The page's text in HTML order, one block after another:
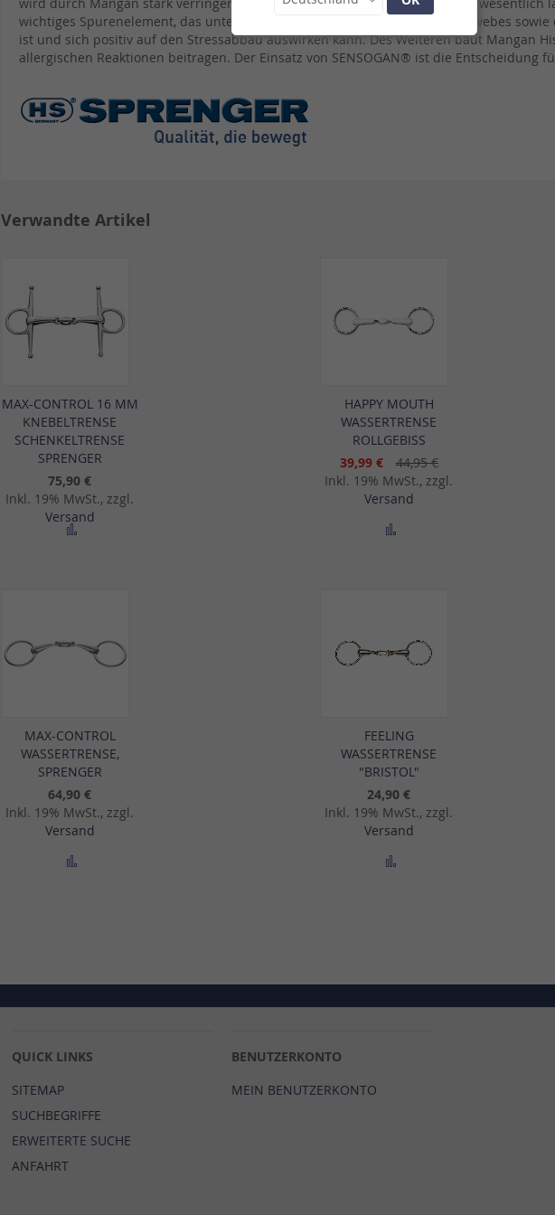
wichtiges Spurenelement, das unter anderem für den Aufbau des Bindegewebes
ist und sich positiv auf den Stressabbau auswirken kann. Des Weiteren baut Mangan
allergischen Reaktionen beitragen. Der Einsatz von SENSOGAN® ist die
Verwandte Artikel
MAX-CONTROL 16 MM
KNEBELTRENSE
SCHENKELTRENSE
SPRENGER
75,90 €
Inkl. 19% MwSt., zzgl.
Versand
Zur Vergleichsliste hinzufügen
HAPPY MOUTH
WASSERTRENSE
ROLLGEBISS
39,99 €
44,95 €
Inkl. 19% MwSt., zzgl.
Versand
MAX-CONTROL
WASSERTRENSE,
SPRENGER
64,90 €
Inkl. 19% MwSt., zzgl.
Versand
FEELING
WASSERTRENSE
"BRISTOL"
24,90 €
Inkl. 19% MwSt., zzgl.
Versand
QUICK LINKS
SITEMAP
SUCHBEGRIFFE
ERWEITERTE SUCHE
ANFAHRT
BENUTZERKONTO
MEIN BENUTZERKONTO